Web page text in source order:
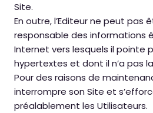
Site.
En outre, l’Editeur ne peut pas
responsable des informations
Internet vers lesquels il pointe
hypertextes et dont il n’a pas
Pour des raisons de
interrompre son Site et
préalablement les Utilisateurs.